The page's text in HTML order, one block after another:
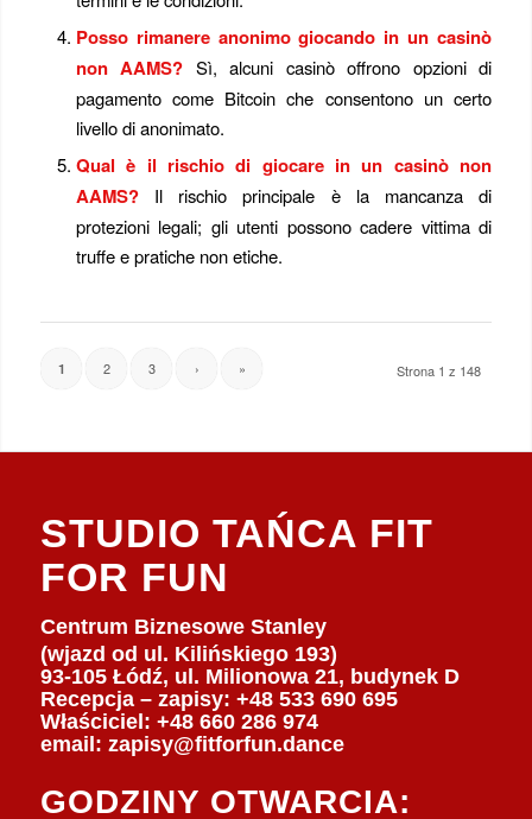
Posso rimanere anonimo giocando in un casinò
non AAMS? Sì, alcuni casinò offrono opzioni di
pagamento come Bitcoin che consentono un certo
livello di anonimato.
Qual è il rischio di giocare in un casinò non
AAMS?Il rischio principale è la mancanza di
protezioni legali; gli utenti possono cadere vittima di
truffe e pratiche non etiche.
Strona 1 z 148
1 2 3 › »
STUDIO TAŃCA FIT
FOR FUN
Centrum Biznesowe Stanley
(wjazd od ul. Kilińskiego 193)
93-105 Łódź, ul. Milionowa 21, budynek D
Recepcja – zapisy: +48 533 690 695
Właściciel: +48 660 286 974
email: zapisy@fitforfun.dance
GODZINY OTWARCIA: